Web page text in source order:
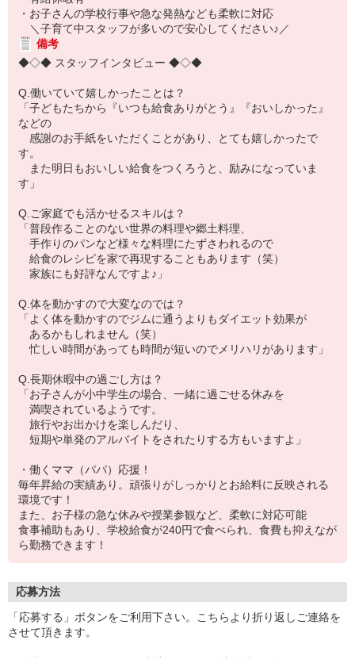
・お子さんの学校行事や急な発熱なども柔軟に対応
＼子育て中スタッフが多いので安心してください♪／
備考
◆◇◆ スタッフインタビュー ◆◇◆
Q.働いていて嬉しかったことは？
「子どもたちから『いつも給食ありがとう』『おいしかった』
などの
感謝のお手紙をいただくことがあり、とても嬉しかったで
す。
また明日もおいしい給食をつくろうと、励みになっていま
す」
Q.ご家庭でも活かせるスキルは？
「普段作ることのない世界の料理や郷土料理、
手作りのパンなど様々な料理にたずさわれるので
給食のレシピを家で再現することもあります（笑）
家族にも好評なんですよ♪」
Q.体を動かすので大変なのでは？
「よく体を動かすのでジムに通うよりもダイエット効果が
あるかもしれません（笑）
忙しい時間があっても時間が短いのでメリハリがあります」
Q.長期休暇中の過ごし方は？
「お子さんが小中学生の場合、一緒に過ごせる休みを
満喫されているようです。
旅行やお出かけを楽しんだり、
短期や単発のアルバイトをされたりする方もいますよ」
・働くママ（パパ）応援！
毎年昇給の実績あり。頑張りがしっかりとお給料に反映される
環境です！
また、お子様の急な休みや授業参観など、柔軟に対応可能
食事補助もあり、学校給食が240円で食べられ、食費も抑えなが
ら勤務できます！
応募方法
「応募する」ボタンをご利用下さい。こちらより折り返しご連絡を
させて頂きます。